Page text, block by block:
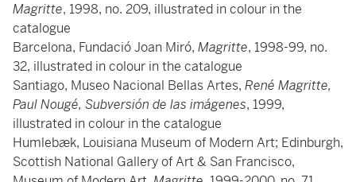
Magritte, 1998, no. 209, illustrated in colour in the
catalogue
Barcelona, Fundació Joan Miró, Magritte, 1998-99, no.
32, illustrated in colour in the catalogue
Santiago, Museo Nacional Bellas Artes, René Magritte,
Paul Nougé, Subversión de las imágenes, 1999,
illustrated in colour in the catalogue
Humlebæk, Louisiana Museum of Modern Art; Edinburgh,
Scottish National Gallery of Art & San Francisco,